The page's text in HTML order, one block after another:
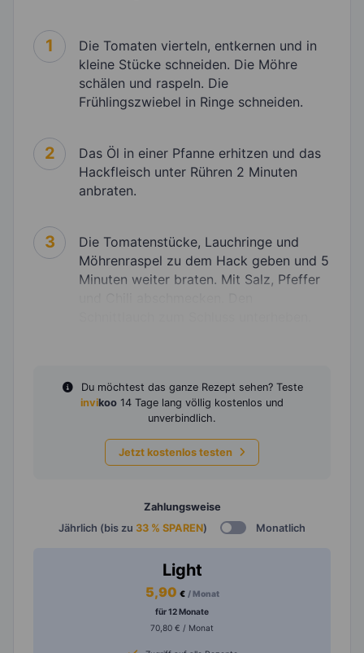
1
Die Tomaten vierteln, entkernen und in
kleine Stücke schneiden. Die Möhre
schälen und raspeln. Die
Frühlingszwiebel in Ringe schneiden.
2
Das Öl in einer Pfanne erhitzen und das
Hackfleisch unter Rühren 2 Minuten
anbraten.
3
Die Tomatenstücke, Lauchringe und
Möhrenraspel zu dem Hack geben und 5
Minuten weiter braten. Mit Salz, Pfeffer
Du möchtest das ganze Rezept sehen? Teste
invikoo 14 Tage lang völlig kostenlos und
unverbindlich.
Jetzt kostenlos testen
Zahlungsweise
Jährlich (bis zu 33 % SPAREN) Monatlich
Light
5,90 € / Monat
für 12 Monate
70,80 € / Monat